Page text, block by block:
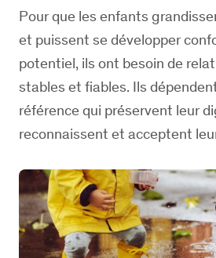
Pour que les enfants
et puissent se développer
potentiel, ils ont besoin de
stables et fiables. Ils
référence qui préservent leur
reconnaissent et acceptent